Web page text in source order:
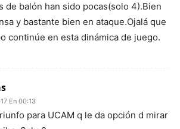
de balón han sido pocas(solo 4).Bien
y bastante bien en ataque.Ojalá que
continúe en esta dinámica de juego.
En 00:13
para UCAM q le da opción d mirar